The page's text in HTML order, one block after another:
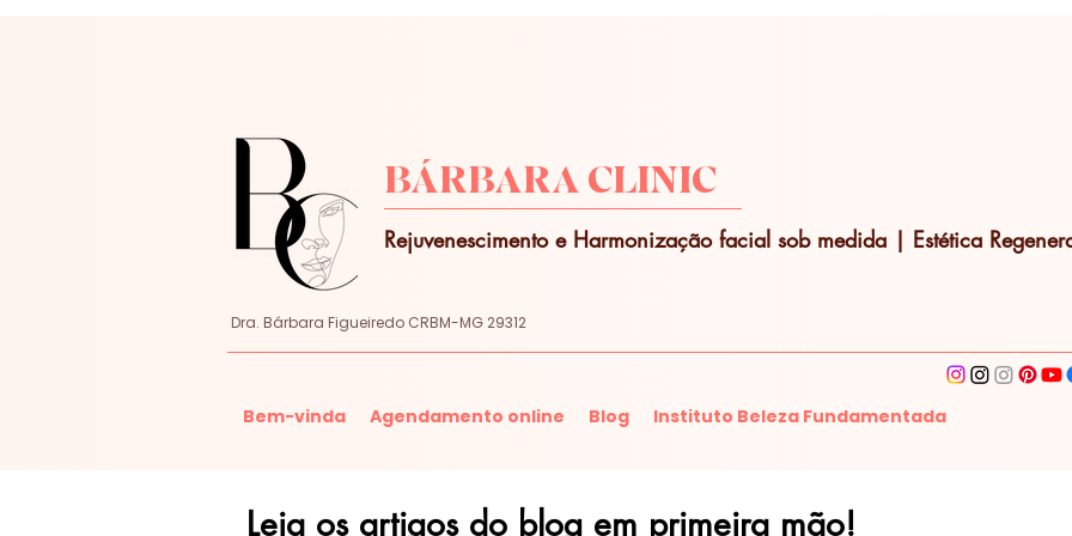
BÁRBARA CLINIC
Rejuvenescimento e Harmonização facial sob medida | Estética
Dra. Bárbara Figueiredo CRBM-MG 29312
Bem-vinda Agendamento online Blog Instituto Beleza Fundamentada
Leia os artigos do blog em primeira mão!